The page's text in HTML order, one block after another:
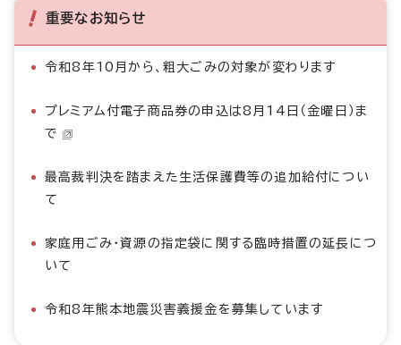
重要なお知らせ
令和8年10月から、粗大ごみの対象が変わります
プレミアム付電子商品券の申込は8月14日（金曜日）ま
で
最高裁判決を踏まえた生活保護費等の追加給付につい
て
家庭用ごみ・資源の指定袋に関する臨時措置の延長につ
いて
令和8年熊本地震災害義援金を募集しています